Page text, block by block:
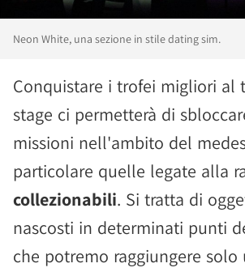
Neon White, una sezione in stile dating sim.
Conquistare i trofei migliori al
stage ci permetterà di
missioni nell'ambito del
particolare quelle legate alla
collezionabili. Si tratta di
nascosti in determinati punti
che potremo raggiungere solo